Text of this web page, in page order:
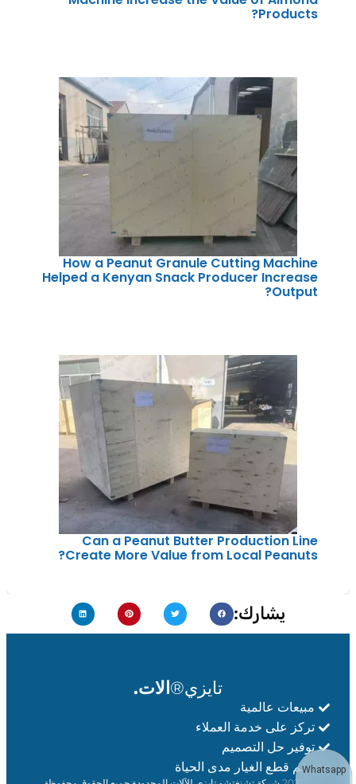
Products?
How a Peanut Granule Cutting Machine
Helped a Kenyan Snack Producer Increase
Output?
Can a Peanut Butter Production Line
Create More Value from Local Peanuts?
يشارك:
تايزي® الات.
مبيعات عالمية
تركز على خدمة العملاء
توفير حل التصميم
دعم قطع الغيار مدى الحياةWhatsapp